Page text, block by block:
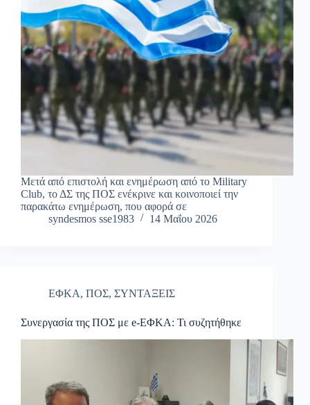
Μετά από επιστολή και ενημέρωση από το Military
Club, το ΔΣ της ΠΟΣ ενέκρινε και κοινοποιεί την
παρακάτω ενημέρωση, που αφορά σε
syndesmos sse1983
14 Μαΐου 2026
ΕΦΚΑ, ΠΟΣ, ΣΥΝΤΑΞΕΙΣ
Συνεργασία της ΠΟΣ με e-ΕΦΚΑ: Τι συζητήθηκε